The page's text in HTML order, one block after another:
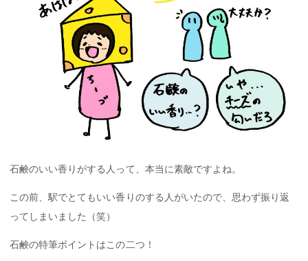
石鹸のいい香りがする人って、本当に素敵ですよね。
この前、駅でとてもいい香りのする人がいたので、思わず振り返
ってしまいました（笑）
石鹸の特筆ポイントはこの二つ！